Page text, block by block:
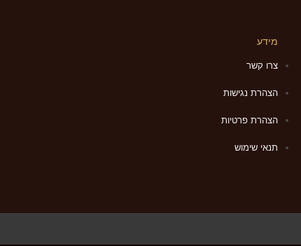
מידע
צרו קשר
הצהרת נגישות
הצהרת פרטיות
תנאי שימוש